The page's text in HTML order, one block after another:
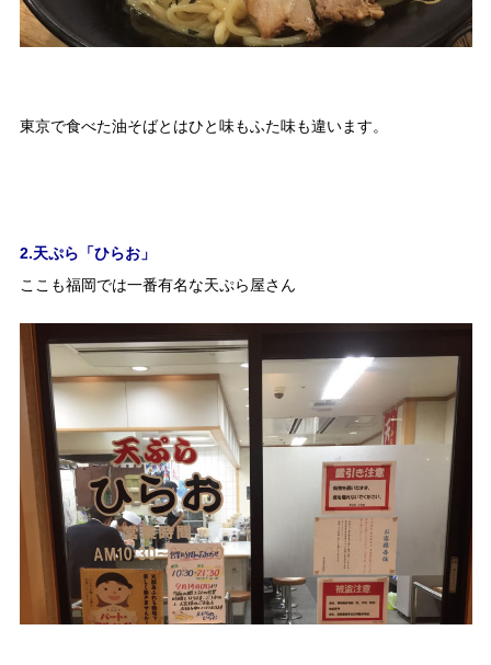
東京で食べた油そばとはひと味もふた味も違います。
2.天ぷら「ひらお」
ここも福岡では一番有名な天ぷら屋さん